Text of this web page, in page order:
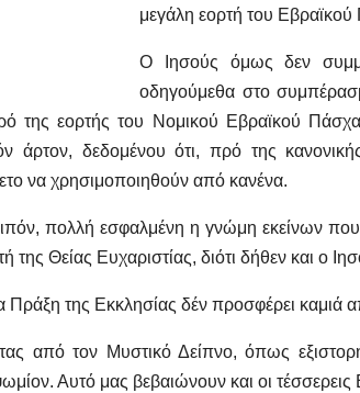
μεγάλη εορτή του
Ο Ιησούς όμως δεν
οδηγούμεθα στο
της εορτής του Νομικού Εβραϊκού
άρτον, δεδομένου ότι, πρό της
να χρησιμοποιηθούν από κανένα.
πολλή εσφαλμένη η γνώμη εκείνων που
της Θείας Ευχαριστίας, διότι δήθεν και ο
Πράξη της Εκκλησίας δέν προσφέρει καμιά
από τον Μυστικό Δείπνο, όπως
Αυτό μας βεβαιώνουν και οι τέσσερεις